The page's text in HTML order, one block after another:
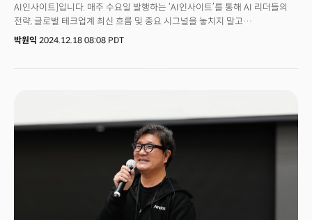
AI인사이트]입니다. 매주 수요일 발행하는 ‘AI인사이트’를 통해 AI 리더들의
전략, 글로벌 테크업계 최신 흐름 및 중요 시그널을 놓치지 말고
확인하세요! “이번 투자는 미국의 미래에 대한 기념비적 자신감의
를 투자, 최소 10만 개의 일자리를 창출하겠다고 약속했기
때문입니다. 1000억달러는 2024년 대한민국 예산(657조원)의 22%에
해당하는 금액입니다. 트럼프 당선인과 손 회장은 생중계로 진행된 회견을
활용, 미국 내 대대적인 AI 투자 계획을 전 세계에 홍보했습니다.
박원익 2024.12.18 08:08 PDT